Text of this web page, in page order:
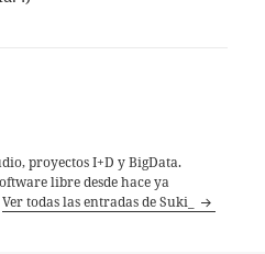
proyectos I+D y BigData.
libre desde hace ya
Ver todas las entradas de Suki_